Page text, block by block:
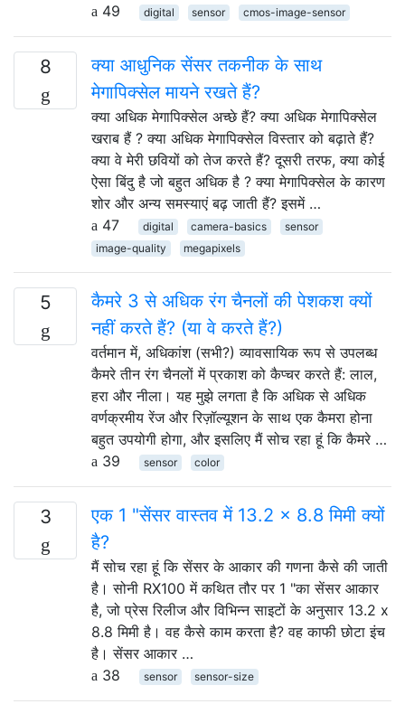
49
digital sensor cmos-image-sensor
8
क्या आधुनिक सेंसर तकनीक के साथ
मेगापिक्सेल मायने रखते हैं?
क्या अधिक मेगापिक्सेल अच्छे हैं? क्या अधिक मेगापिक्सेल
खराब हैं ? क्या अधिक मेगापिक्सेल विस्तार को बढ़ाते हैं?
क्या वे मेरी छवियों को तेज करते हैं? दूसरी तरफ, क्या कोई
ऐसा बिंदु है जो बहुत अधिक है ? क्या मेगापिक्सेल के कारण
शोर और अन्य समस्याएं बढ़ जाती हैं? इसमें …
47
digital camera-basics
sensor
image-quality
megapixels
5
कैमरे 3 से अधिक रंग चैनलों की पेशकश क्यों
नहीं करते हैं? (या वे करते हैं?)
वर्तमान में, अधिकांश (सभी?) व्यावसायिक रूप से उपलब्ध
कैमरे तीन रंग चैनलों में प्रकाश को कैप्चर करते हैं: लाल,
हरा और नीला। यह मुझे लगता है कि अधिक से अधिक
वर्णक्रमीय रेंज और रिज़ॉल्यूशन के साथ एक कैमरा होना
बहुत उपयोगी होगा, और इसलिए मैं सोच रहा हूं कि कैमरे …
39
sensor color
3
एक 1 "सेंसर वास्तव में 13.2 × 8.8 मिमी क्यों
है?
मैं सोच रहा हूं कि सेंसर के आकार की गणना कैसे की जाती
है। सोनी RX100 में कथित तौर पर 1 "का सेंसर आकार
है, जो प्रेस रिलीज और विभिन्न साइटों के अनुसार 13.2 x
8.8 मिमी है। वह कैसे काम करता है? वह काफी छोटा इंच
है। सेंसर आकार …
38
sensor sensor-size